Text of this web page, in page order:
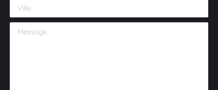
Ville
Message